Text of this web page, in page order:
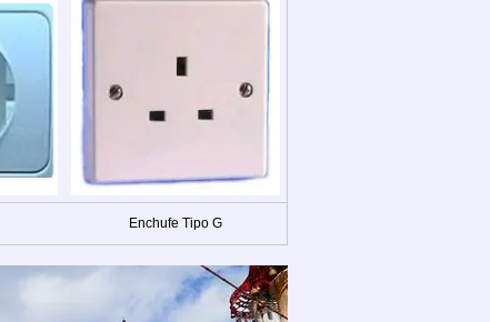
Enchufe Tipo G